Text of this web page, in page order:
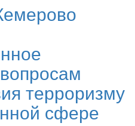
терроризму
сфере